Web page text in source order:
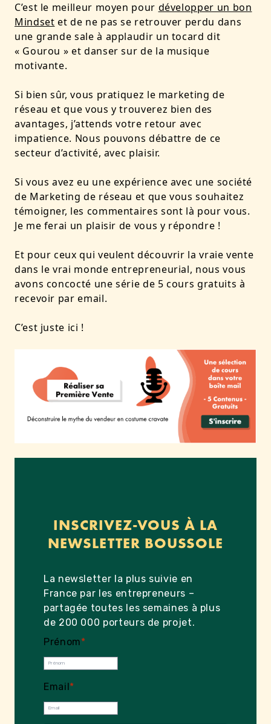
C’est le meilleur moyen pour développer un bon
Mindset et de ne pas se retrouver perdu dans
une grande sale à applaudir un tocard dit
« Gourou » et danser sur de la musique
motivante.
Si bien sûr, vous pratiquez le marketing de
réseau et que vous y trouverez bien des
avantages, j’attends votre retour avec
impatience. Nous pouvons débattre de ce
secteur d’activité, avec plaisir.
Si vous avez eu une expérience avec une société
de Marketing de réseau et que vous souhaitez
témoigner, les commentaires sont là pour vous.
Je me ferai un plaisir de vous y répondre !
Et pour ceux qui veulent découvrir la vraie vente
dans le vrai monde entrepreneurial, nous vous
avons concocté une série de 5 cours gratuits à
recevoir par email.
C’est juste ici !
INSCRIVEZ-VOUS À LA
NEWSLETTER BOUSSOLE
La newsletter la plus suivie en
France par les entrepreneurs –
partagée toutes les semaines à plus
de 200 000 porteurs de projet.
Prénom*
Email*